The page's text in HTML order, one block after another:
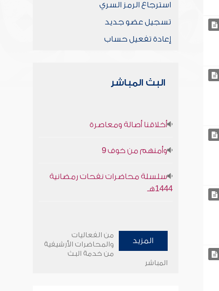
استرجاع الرمز السري
تسجيل عضو جديد
إعادة تفعيل حساب
البث المباشر
أخلاقنا أصالة ومعاصرة
وأمنهم من خوف 9
سلسلة محاضرات نفحات رمضانية
1444هـ
المزيد
من الفعاليات
والمحاضرات الأرشيفية
من خدمة البث
المباشر